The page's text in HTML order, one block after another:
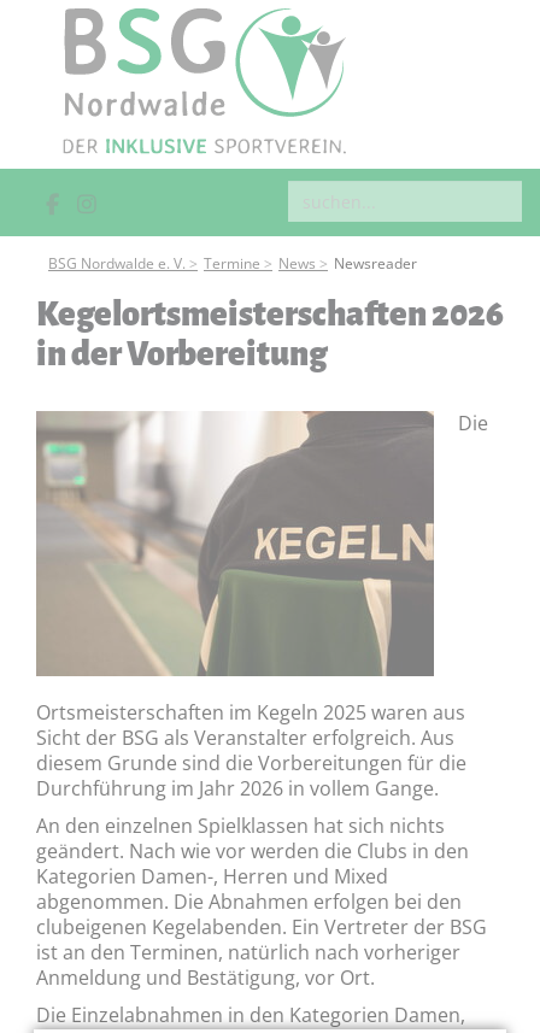
BSG Nordwalde e. V. Termine News Newsreader
Kegelortsmeisterschaften 2026
in der Vorbereitung
Die
Ortsmeisterschaften im Kegeln 2025 waren aus
Sicht der BSG als Veranstalter erfolgreich. Aus
diesem Grunde sind die Vorbereitungen für die
Durchführung im Jahr 2026 in vollem Gange.
An den einzelnen Spielklassen hat sich nichts
geändert. Nach wie vor werden die Clubs in den
Kategorien Damen-, Herren und Mixed
abgenommen. Die Abnahmen erfolgen bei den
clubeigenen Kegelabenden. Ein Vertreter der BSG
ist an den Terminen, natürlich nach vorheriger
Anmeldung und Bestätigung, vor Ort.
Die Einzelabnahmen in den Kategorien Damen,